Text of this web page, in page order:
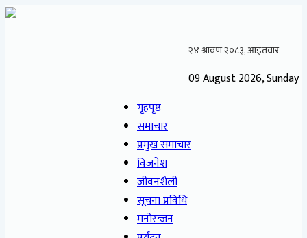
09 August 2026, Sunday
गृहपृष्ठ
समाचार
प्रमुख समाचार
विजनेश
जीवनशैली
सूचना प्रविधि
मनोरन्जन